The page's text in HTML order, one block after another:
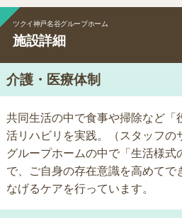
ツクイ神戸名谷グループホーム
施設詳細
介護・医療体制
共同生活の中で食事や掃除など「
活リハビリを実践。（スタッフの
グループホームの中で「生活様式
で、ご自身の存在意識を高めてで
なげるケアを行っています。